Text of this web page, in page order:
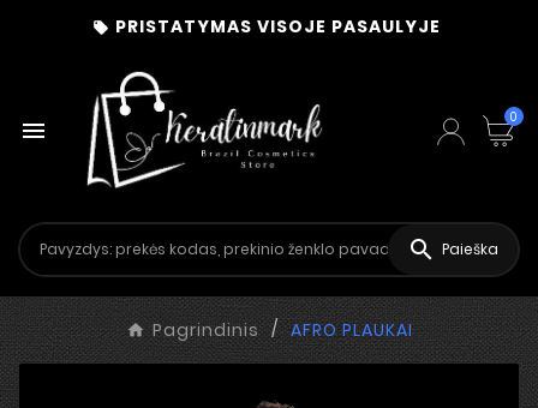
 PRISTATYMAS VISOJE PASAULYJE
 0
 Paieška
Pagrindinis AFRO PLAUKAI